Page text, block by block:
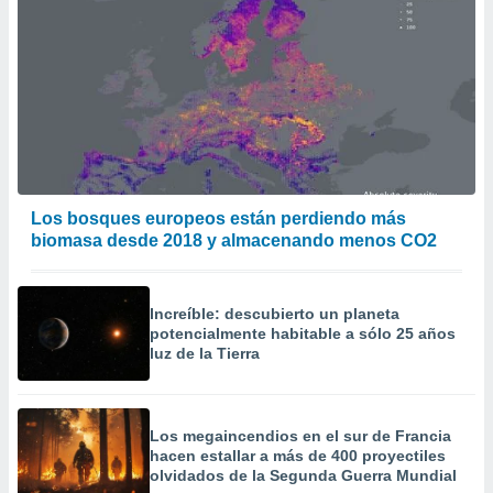
Los bosques europeos están perdiendo más
biomasa desde 2018 y almacenando menos CO2
Increíble: descubierto un planeta
potencialmente habitable a sólo 25 años
luz de la Tierra
Los megaincendios en el sur de Francia
hacen estallar a más de 400 proyectiles
olvidados de la Segunda Guerra Mundial